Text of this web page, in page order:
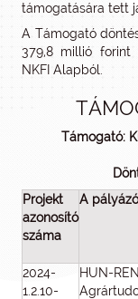
támogatására tett
A Támogató
379,8 millió forint
NKFI Alapból.
Támogató:
Projekt
azonosító
száma
A
2024-
1.2.10-
HUN-REN